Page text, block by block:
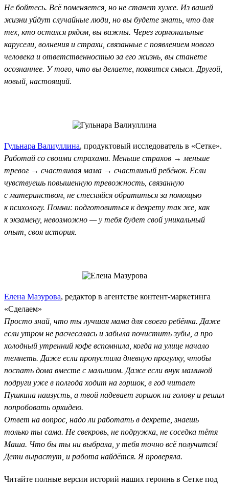
Не бойтесь. Всё поменяется, но не станет хуже. Из вашей
жизни уйдут случайные люди, но вы будете знать, что для
тех, кто остался рядом, вы важны. Через гормональные
карусели, волнения и страхи, связанные с появлением нового
человека и ответственностью за его жизнь, вы станете
осознаннее. У того, что вы делаете, появится смысл. Другой,
новый, настоящий.
Гульнара Валиуллина, продуктовый исследователь в «Сетке».
Работай со своими страхами. Меньше страхов → меньше
тревог → счастливая мама → счастливый ребёнок. Если
чувствуешь повышенную тревожность, связанную
с материнством, не стесняйся обратиться за помощью
к психологу. Помни: подготовиться к декрету так же, как
к экзамену, невозможно — у тебя будет свой уникальный
опыт, своя история.
Елена Мазурова, редактор в агентстве контент-маркетинга
«Сделаем»
Просто знай, что ты лучшая мама для своего ребёнка. Даже
если утром не расчесалась и забыла почистить зубы, а про
холодный утренний кофе вспомнила, когда на улице начало
темнеть. Даже если пропустила дневную прогулку, чтобы
поспать дома вместе с малышом. Даже если внук маминой
подруги уже в полгода ходит на горшок, в год читает
Пушкина наизусть, а твой надевает горшок на голову и решил
попробовать орхидею.
Ответ на вопрос, надо ли работать в декрете, знаешь
только ты сама. Не свекровь, не подружка, не соседка тётя
Маша. Что бы ты ни выбрала, у тебя точно всё получится!
Дети вырастут, и работа найдётся. Я проверяла.
Читайте полные версии историй наших героинь в Сетке под